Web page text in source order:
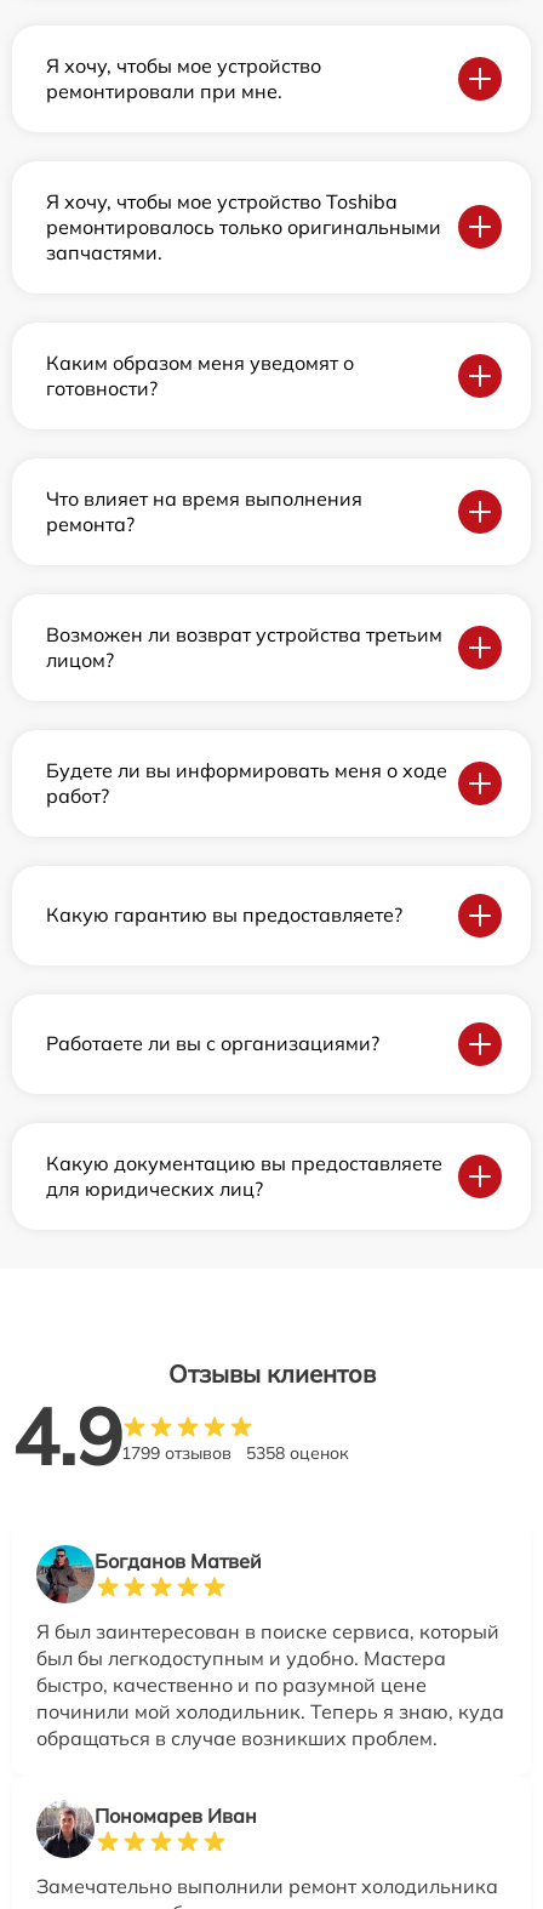
Я хочу, чтобы мое устройство
ремонтировали при мне.
Я хочу, чтобы мое устройство Toshiba
ремонтировалось только оригинальными
запчастями.
Каким образом меня уведомят о
готовности?
Что влияет на время выполнения
ремонта?
Возможен ли возврат устройства третьим
лицом?
Будете ли вы информировать меня о ходе
работ?
Какую гарантию вы предоставляете?
Работаете ли вы с организациями?
Какую документацию вы предоставляете
для юридических лиц?
Отзывы клиентов
4.91799 отзывов 5358 оценок
Богданов Матвей
Я был заинтересован в поиске сервиса, который
был бы легкодоступным и удобно. Мастера
быстро, качественно и по разумной цене
починили мой холодильник. Теперь я знаю, куда
обращаться в случае возникших проблем.
Пономарев Иван
Замечательно выполнили ремонт холодильника